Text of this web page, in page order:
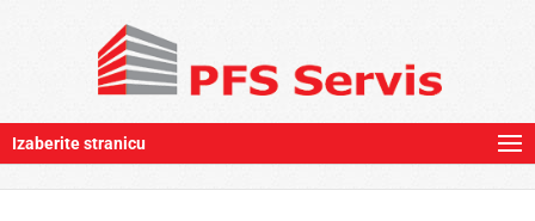
Izaberite stranicu